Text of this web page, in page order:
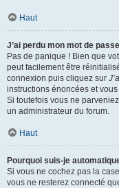
Haut
J’ai perdu mon mot de
Pas de panique ! Bien que
peut facilement être
connexion puis cliquez sur
instructions énoncées et
Si toutefois vous ne
un administrateur du forum.
Haut
Pourquoi suis-je
Si vous ne cochez pas la case
vous ne resterez connecté